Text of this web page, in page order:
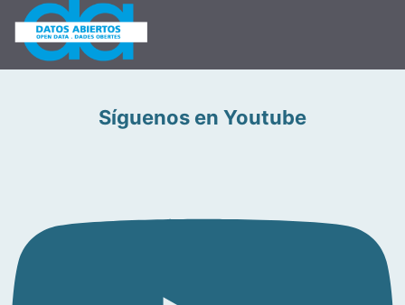
Síguenos en Youtube